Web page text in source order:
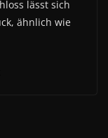
lässt sich
ähnlich wie